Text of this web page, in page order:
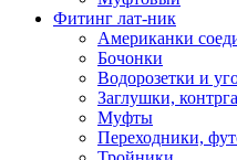
Фитинг лат-ник
Американки
Бочонки
Водорозетки и
Заглушки,
Муфты
Переходники,